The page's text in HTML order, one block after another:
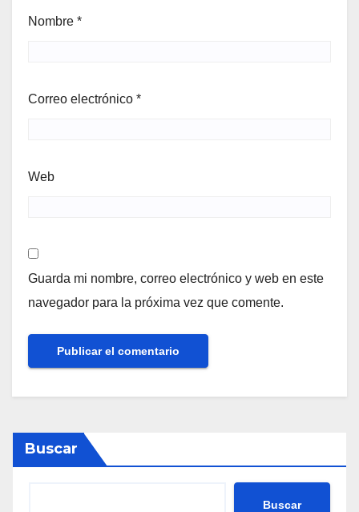
Nombre *
Correo electrónico *
Web
Guarda mi nombre, correo electrónico y web en este
navegador para la próxima vez que comente.
Buscar
Buscar